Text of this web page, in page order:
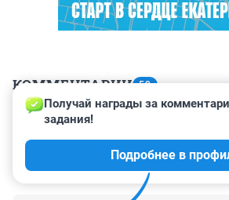
КОММЕНТАРИИ 59
Гость
баня. жевачка со времен рокецкого.
Получай награды за
задания!
Подробнее в